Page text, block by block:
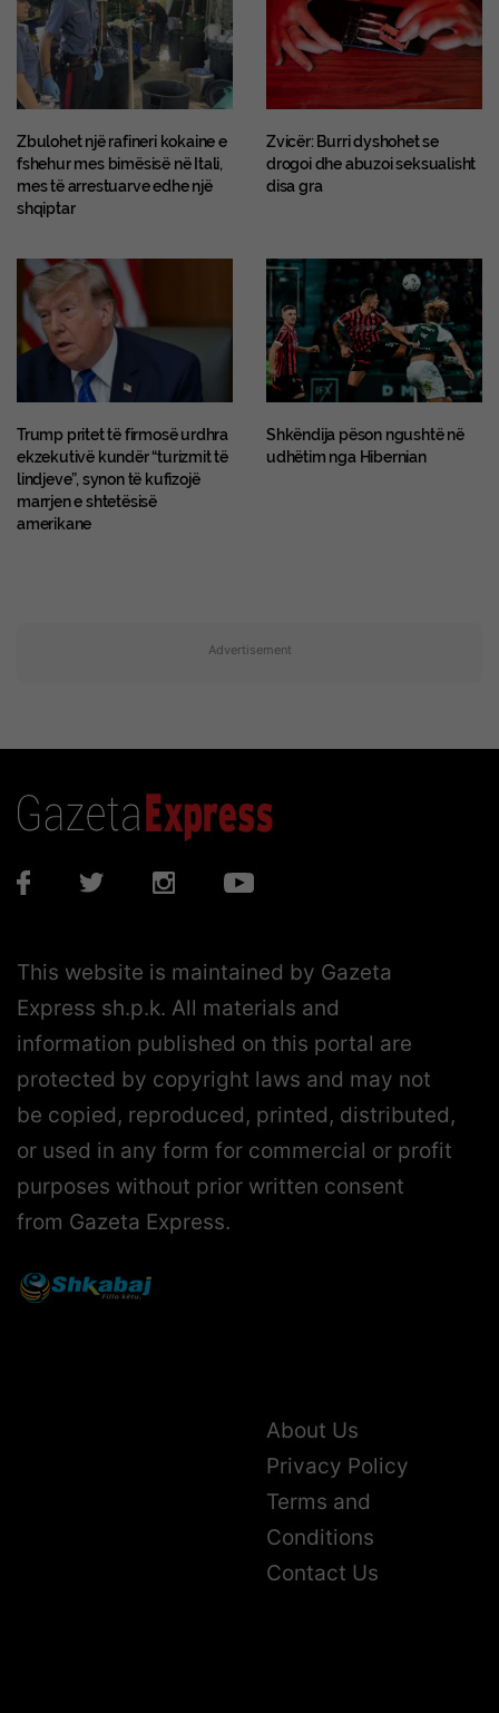
Zbulohet një rafineri kokaine e
fshehur mes bimësisë në Itali,
mes të arrestuarve edhe një
shqiptar
Zvicër: Burri dyshohet se
drogoi dhe abuzoi seksualisht
disa gra
Trump pritet të firmosë urdhra
ekzekutivë kundër “turizmit të
lindjeve”, synon të kufizojë
marrjen e shtetësisë
amerikane
Shkëndija pëson ngushtë në
udhëtim nga Hibernian
Advertisement
This website is maintained by Gazeta
Express sh.p.k. All materials and
information published on this portal are
protected by copyright laws and may not
be copied, reproduced, printed, distributed,
or used in any form for commercial or profit
purposes without prior written consent
from Gazeta Express.
About Us
Privacy Policy
Terms and
Conditions
Contact Us